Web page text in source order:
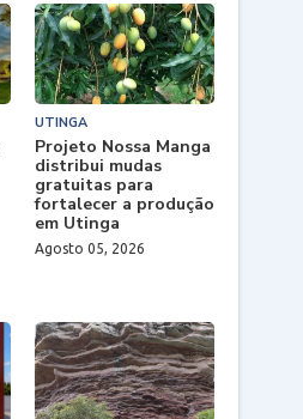
UTINGA
Projeto Nossa Manga
distribui mudas
gratuitas para
fortalecer a produção
em Utinga
Agosto 05, 2026